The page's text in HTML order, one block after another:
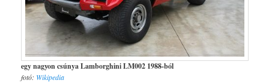
egy nagyon csúnya Lamborghini LM002 1988-ból
fotó: Wikipedia